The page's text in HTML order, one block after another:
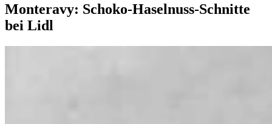
Monteravy: Schoko-Haselnuss-Schnitte
bei Lidl